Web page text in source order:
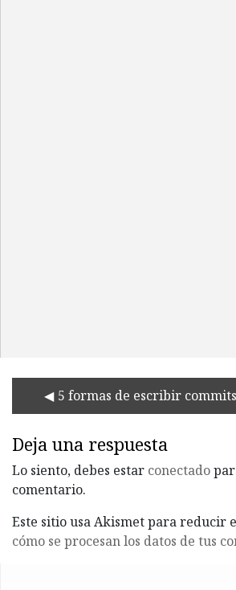
5 formas de escribir
Deja una respuesta
Lo siento, debes estar conectado
comentario.
Este sitio usa Akismet para reducir
cómo se procesan los datos de tus